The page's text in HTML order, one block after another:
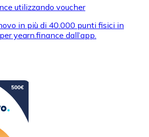
utilizzando voucher
in più di 40.000 punti fisici in
yearn.finance dall’app.